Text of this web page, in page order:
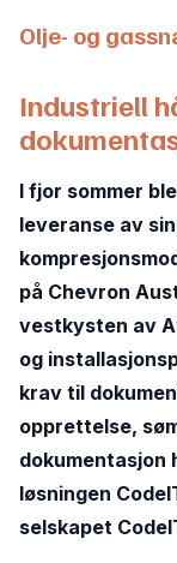
Olje- og
Industriell
I fjor sommer
leveranse av
på Chevron
vestkysten av
og
krav til
opprettelse,
dokumentasjon
løsningen
selskapet